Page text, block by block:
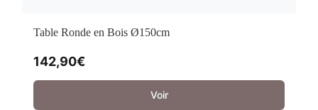
Table Ronde en Bois Ø150cm
142,90€
Voir